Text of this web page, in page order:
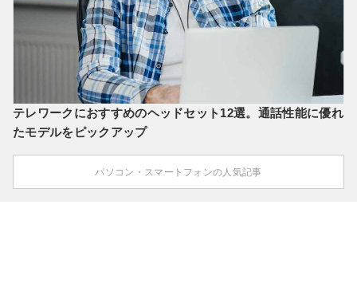
テレワークにおすすめのヘッドセット12選。通話性能に優れ
たモデルをピックアップ
パソコン・スマートフォンの人気記事